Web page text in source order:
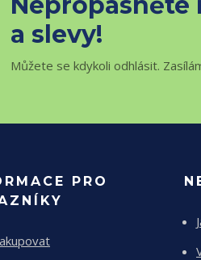
a slevy!
Můžete se kdykoli odhlásit.
PRO